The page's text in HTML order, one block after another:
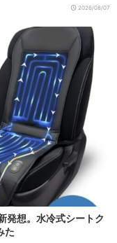
2026/08/07
発想。水冷式シートク
た